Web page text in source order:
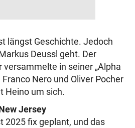
längst Geschichte. Jedoch
Deussl geht. Der
versammelte in seiner „Alpha
Nero und Oliver Pocher
Heino um sich.
Jersey
2025 fix geplant, und das